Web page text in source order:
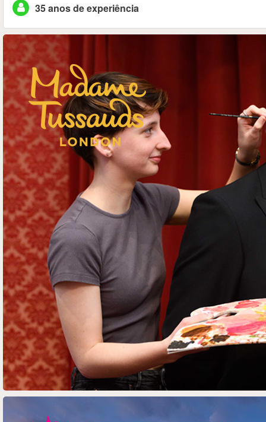
35 anos de experiência